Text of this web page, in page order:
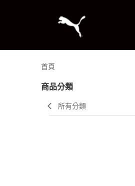
首頁
商品分類
所有分類